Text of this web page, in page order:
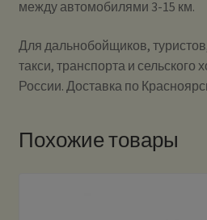
между автомобилями 3-15 км.
Для дальнобойщиков,
такси, транспорта и сельского
России. Доставка по
Похожие товары